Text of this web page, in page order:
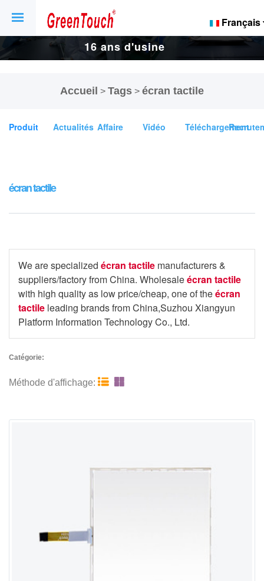
16 ans d'usine
Français
Accueil > Tags > écran tactile
Produit Actualités Affaire Vidéo Téléchargement
écran tactile
We are specialized écran tactile manufacturers &
suppliers/factory from China. Wholesaleécran tactile
with high quality as low price/cheap, one of theécran
tactile leading brands from China,Suzhou Xiangyun
Platform Information Technology Co., Ltd.
Catégorie:
Méthode d'affichage:  